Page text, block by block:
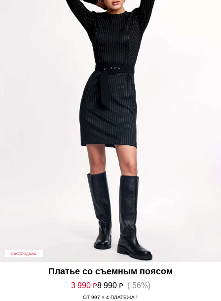
РАСПРОДАЖА
Платье со съемным поясом
3 990 ₽8 990₽ (-56%)
ОТ 997 × 4 ПЛАТЕЖА